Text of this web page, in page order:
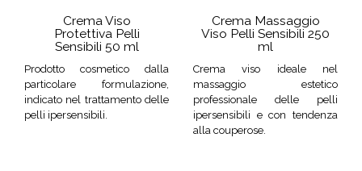
Crema Viso
Protettiva Pelli
Sensibili 50 ml
Prodotto cosmetico dalla
particolare formulazione,
indicato nel trattamento delle
pelli ipersensibili.
Crema Massaggio
Viso Pelli Sensibili 250
ml
Crema viso ideale nel
massaggio estetico
professionale delle pelli
ipersensibili e con tendenza
alla couperose.